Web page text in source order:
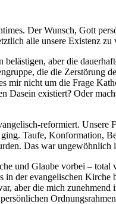
Der Wunsch, Gott
alle unsere Existenz zu
aber die
die die Zerstörung
mir nicht um die Frage
Dasein existiert? Oder
reformiert.
ging. Taufe, Konformation,
Das war ungewöhnlich
und Glaube vorbei – total
der evangelischen Kirche
aber die mich